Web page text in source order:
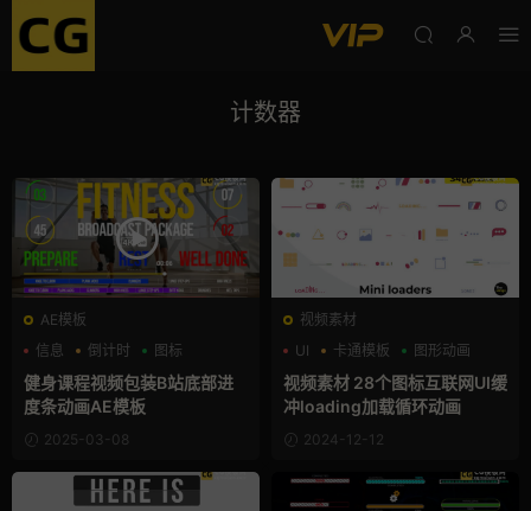
计数器
AE模板
信息
倒计时 图标
健身课程视频包装B站底部进
度条动画AE模板
2025-03-08
视频素材
UI
卡通模板 图形动画
视频素材 28个图标互联网UI缓
冲loading加载循环动画
2024-12-12